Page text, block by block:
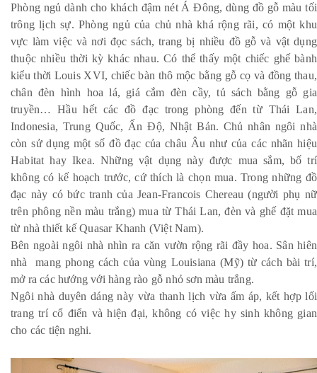
Phòng ngủ dành cho khách đậm nét Á Đông, dùng đồ gỗ màu tối
trông lịch sự. Phòng ngủ của chủ nhà khá rộng rãi, có một khu
vực làm việc và nơi đọc sách, trang bị nhiều đồ gỗ và vật dụng
thuộc nhiều thời kỳ khác nhau. Có thể thấy một chiếc ghế bành
kiểu thời Louis XVI, chiếc bàn thô mộc bằng gỗ cọ và đồng thau,
chân đèn hình hoa lá, giá cắm đèn cầy, tủ sách bằng gỗ gia
truyền… Hầu hết các đồ đạc trong phòng đến từ Thái Lan,
Indonesia, Trung Quốc, Ấn Độ, Nhật Bản. Chủ nhân ngôi nhà
còn sử dụng một số đồ đạc của châu Âu như của các nhãn hiệu
Habitat hay Ikea. Những vật dụng này được mua sắm, bố trí
không có kế hoạch trước, cứ thích là chọn mua. Trong những đồ
đạc này có bức tranh của Jean-Francois Chereau (người phụ nữ
trên phông nền màu trắng) mua từ Thái Lan, đèn và ghế đặt mua
từ nhà thiết kế Quasar Khanh (Việt Nam).
Bên ngoài ngôi nhà nhìn ra căn vườn rộng rãi đầy hoa. Sân hiên
nhà mang phong cách của vùng Louisiana (Mỹ) từ cách bài trí,
mở ra các hướng với hàng rào gỗ nhỏ sơn màu trắng.
Ngôi nhà duyên dáng này vừa thanh lịch vừa ấm áp, kết hợp lối
trang trí cổ điển và hiện đại, không có việc hy sinh không gian
cho các tiện nghi.